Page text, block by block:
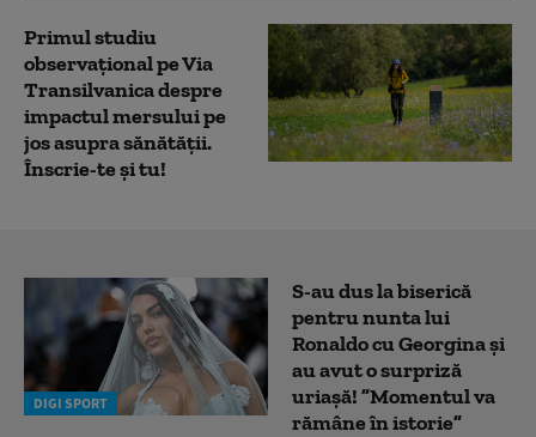
Primul studiu
observațional pe Via
Transilvanica despre
impactul mersului pe
jos asupra sănătății.
Înscrie-te și tu!
DIGI SPORT
S-au dus la biserică
pentru nunta lui
Ronaldo cu Georgina și
au avut o surpriză
uriașă! ”Momentul va
rămâne în istorie”